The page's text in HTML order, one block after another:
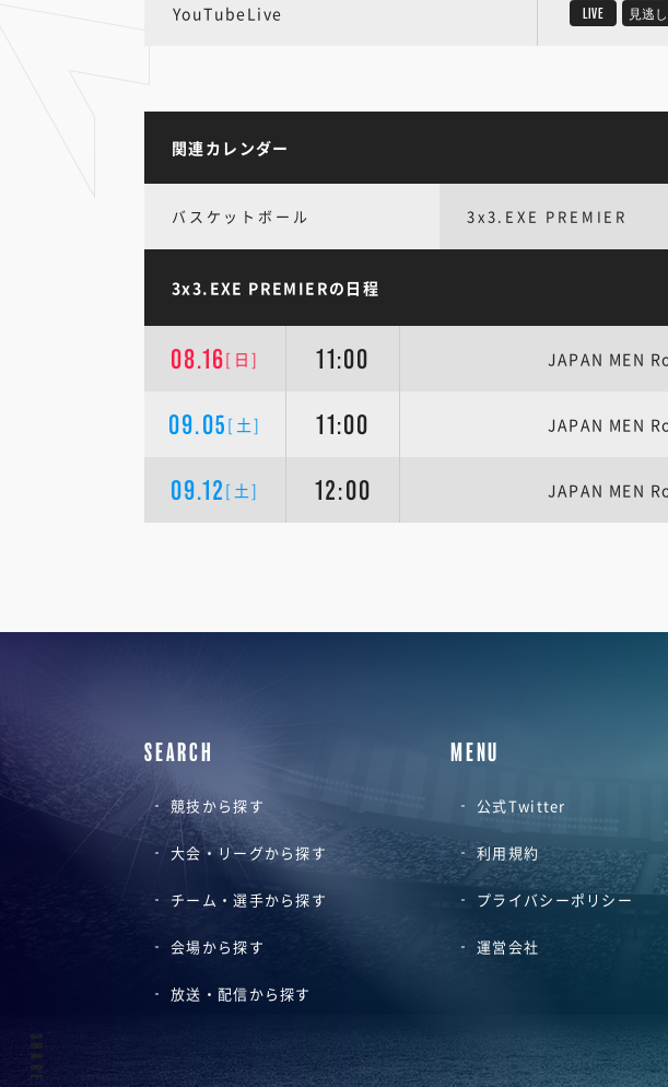
YouTubeLive LIVE 見逃し
関連カレンダー
バスケットボール 3x3.EXE PREMIER
3x3.EXE PREMIERの日程
08.16[日] 11:00 JAPAN MEN
09.05 [土] 11:00 JAPAN MEN
09.12 [土] 12:00 JAPAN MEN
SEARCH
競技から探す
大会・リーグから探す
チーム・選手から探す
会場から探す
放送・配信から探す
MENU
公式Twitter
利用規約
プライバシーポリシー
運営会社
SHARE